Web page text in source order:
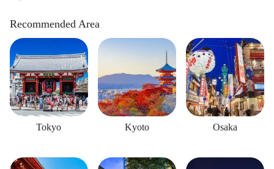
Recommended Area
Tokyo Kyoto Osaka